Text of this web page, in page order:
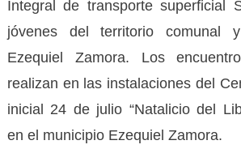
Integral de transporte superficial
jóvenes del territorio comunal
Ezequiel Zamora. Los
realizan en las instalaciones del
inicial 24 de julio “Natalicio del
en el municipio Ezequiel Zamora.